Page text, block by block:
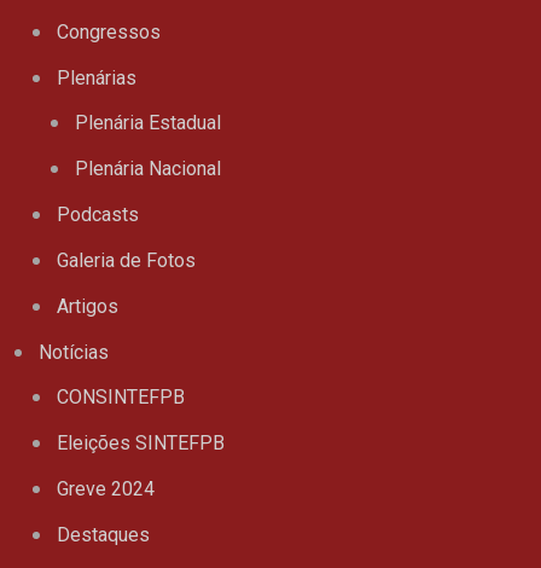
Congressos
Plenárias
Plenária Estadual
Plenária Nacional
Podcasts
Galeria de Fotos
Artigos
Notícias
CONSINTEFPB
Eleições SINTEFPB
Greve 2024
Destaques